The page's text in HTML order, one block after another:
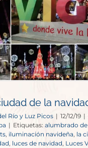
de la
Río y Luz Picos | 12/12/19 |
| Etiquetas: alumbrado
iluminación navideña la
luces de navidad Luces